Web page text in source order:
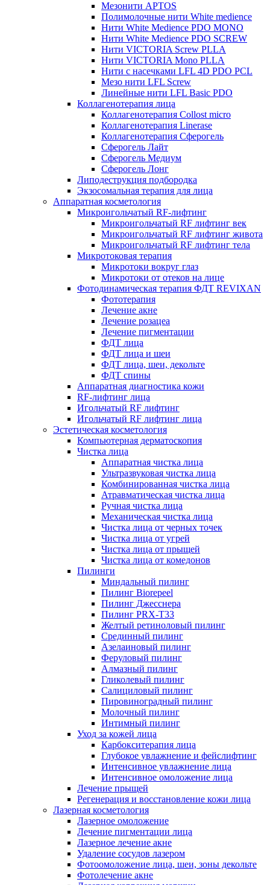
Мезонити APTOS
Полимолочные нити White medience
Нити White Medience PDO MONO
Нити White Medience PDO SCREW
Нити VICTORIA Screw PLLA
Нити VICTORIA Mono PLLA
Нити с насечками LFL 4D PDO PCL
Мезо нити LFL Screw
Линейные нити LFL Basic PDO
Коллагенотерапия лица
Коллагенотерапия Collost micro
Коллагенотерапия Linerase
Коллагенотерапия Сферогель
Сферогель Лайт
Сферогель Медиум
Сферогель Лонг
Липодеструкция подбородка
Экзосомальная терапия для лица
Аппаратная косметология
Микроигольчатый RF-лифтинг
Микроигольчатый RF лифтинг век
Микроигольчатый RF лифтинг живота
Микроигольчатый RF лифтинг тела
Микротоковая терапия
Микротоки вокруг глаз
Микротоки от отеков на лице
Фотодинамическая терапия ФДТ REVIXAN
Фототерапия
Лечение акне
Лечение розацеа
Лечение пигментации
ФДТ лица
ФДТ лица и шеи
ФДТ лица, шеи, декольте
ФДТ спины
Аппаратная диагностика кожи
RF-лифтинг лица
Игольчатый RF лифтинг
Игольчатый RF лифтинг лица
Эстетическая косметология
Компьютерная дерматоскопия
Чистка лица
Аппаратная чистка лица
Ультразвуковая чистка лица
Комбинированная чистка лица
Атравматическая чистка лица
Ручная чистка лица
Механическая чистка лица
Чистка лица от черных точек
Чистка лица от угрей
Чистка лица от прыщей
Чистка лица от комедонов
Пилинги
Миндальный пилинг
Пилинг Biorepeel
Пилинг Джесснера
Пилинг PRX-T33
Желтый ретиноловый пилинг
Срединный пилинг
Азелаиновый пилинг
Феруловый пилинг
Алмазный пилинг
Гликолевый пилинг
Салициловый пилинг
Пировиноградный пилинг
Молочный пилинг
Интимный пилинг
Уход за кожей лица
Карбокситерапия лица
Глубокое увлажнение и фейслифтинг
Интенсивное увлажнение лица
Интенсивное омоложение лица
Лечение прыщей
Регенерация и восстановление кожи лица
Лазерная косметология
Лазерное омоложение
Лечение пигментации лица
Лазерное лечение акне
Удаление сосудов лазером
Фотоомоложение лица, шеи, зоны декольте
Фотолечение акне